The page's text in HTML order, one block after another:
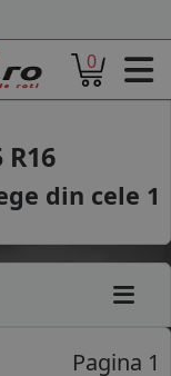
0
din cele 1
Pagina 1